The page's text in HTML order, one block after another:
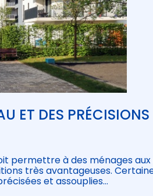
ET DES PRÉCISIONS
permettre à des ménages
très avantageuses.
et assouplies…